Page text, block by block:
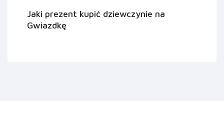
Jaki prezent kupić dziewczynie na
Gwiazdkę